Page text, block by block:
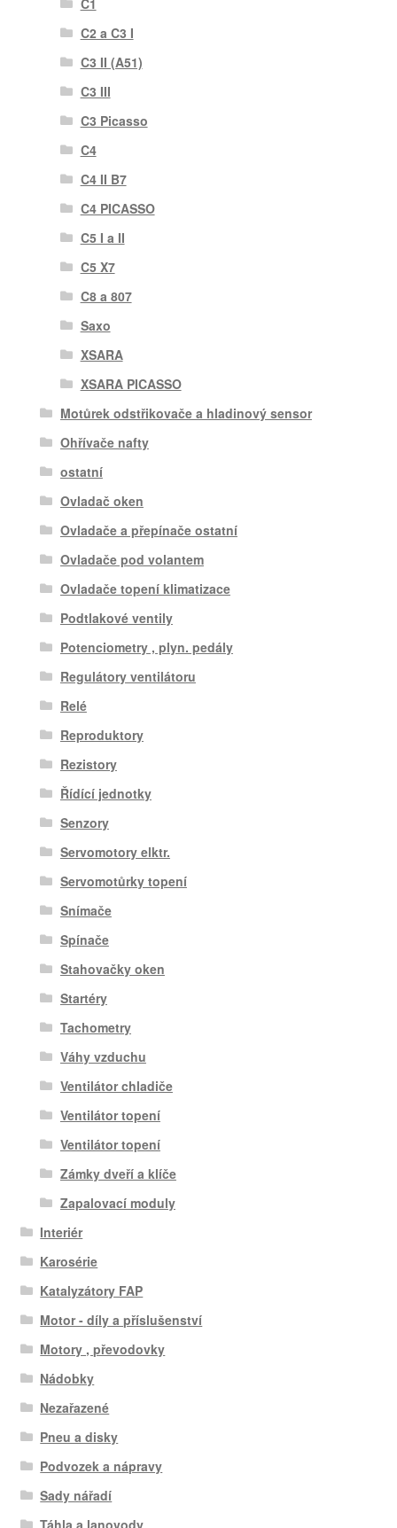
C1
C2 a C3 I
C3 II (A51)
C3 III
C3 Picasso
C4
C4 II B7
C4 PICASSO
C5 I a II
C5 X7
C8 a 807
Saxo
XSARA
XSARA PICASSO
Motůrek odstřikovače a hladinový sensor
Ohřívače nafty
ostatní
Ovladač oken
Ovladače a přepínače ostatní
Ovladače pod volantem
Ovladače topení klimatizace
Podtlakové ventily
Potenciometry , plyn. pedály
Regulátory ventilátoru
Relé
Reproduktory
Rezistory
Řídící jednotky
Senzory
Servomotory elktr.
Servomotůrky topení
Snímače
Spínače
Stahovačky oken
Startéry
Tachometry
Váhy vzduchu
Ventilátor chladiče
Ventilátor topení
Ventilátor topení
Zámky dveří a klíče
Zapalovací moduly
Interiér
Karosérie
Katalyzátory FAP
Motor - díly a příslušenství
Motory , převodovky
Nádobky
Nezařazené
Pneu a disky
Podvozek a nápravy
Sady nářadí